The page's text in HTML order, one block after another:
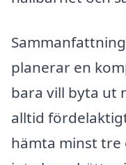
planerar en
bara vill byta ut
alltid
hämta minst tre